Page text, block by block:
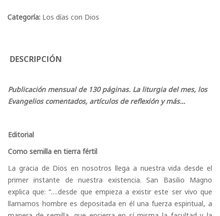
Categoría: Los días con Dios
DESCRIPCIÓN
Publicación mensual de 130 páginas. La liturgia del mes, los
Evangelios comentados, artículos de reflexión y más…
Editorial
Como semilla en tierra fértil
La gracia de Dios en nosotros llega a nuestra vida desde el
primer instante de nuestra existencia. San Basilio Magno
explica que: “….desde que empieza a existir este ser vivo que
llamamos hombre es depositada en él una fuerza espiritual, a